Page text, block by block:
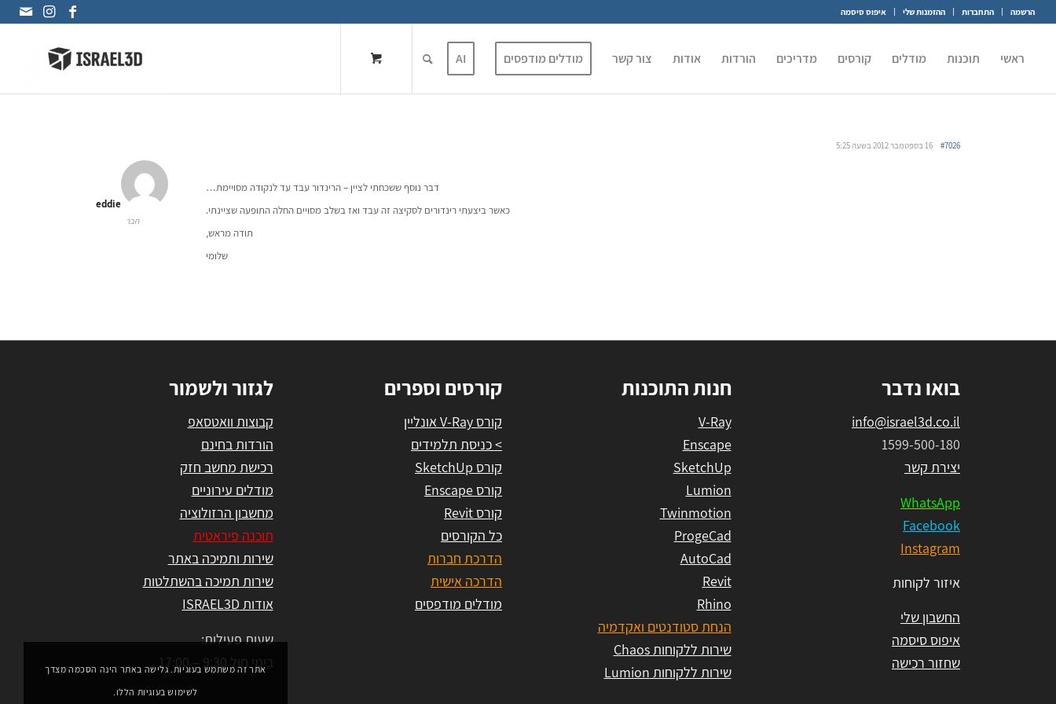
הרשמה התחברות ההזמנות שלי איפוס סיסמה
ראשי תוכנות מודלים קורסים מדריכים הורדות אודות צור קשר מודלים מודפסים AI
16 בספטמבר 2012 בשעה 5:25 #7026
eddie
חבר
דבר נוסף ששכחתי לציין – הרינדור עבד עד לנקודה מסויימת…
כאשר ביצעתי רינדורים לסקיצה זה עבד ואז בשלב מסויים החלה התופעה שציינתי.
תודה מראש,
שלומי
בואו נדבר
info@israel3d.co.il
1599-500-180
יצירת קשר
WhatsApp
Facebook
Instagram
איזור לקוחות
החשבון שלי
איפוס סיסמה
שחזור רכישה
חנות התוכנות
V-Ray
Enscape
SketchUp
Lumion
Twinmotion
ProgeCad
AutoCad
Revit
Rhino
הנחת סטודנטים ואקדמיה
שירות ללקוחות Chaos
שירות ללקוחות Lumion
קורסים וספרים
קורס V-Ray אונליין
> כניסת תלמידים
קורס SketchUp
קורס Enscape
קורס Revit
כל הקורסים
הדרכת חברות
הדרכה אישית
מודלים מודפסים
לגזור ולשמור
קבוצות וואטסאפ
הורדות בחינם
רכישת מחשב חזק
מודלים עירוניים
מחשבון הרזולוציה
תוכנה פיראטית
שירות ותמיכה באתר
שירות תמיכה בהשתלטות
אודות ISRAEL3D
שעות פעילות:
בימי חול 9:30 – 17:00
אתר זה משתמש בעוגיות. גלישה באתר הינה הסכמה מצדך
לשימוש בעוגיות הללו.